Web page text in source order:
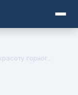
горног...